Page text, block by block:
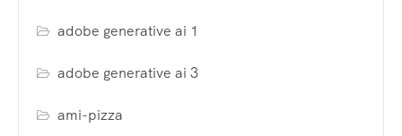
adobe generative ai 1
adobe generative ai 3
ami-pizza